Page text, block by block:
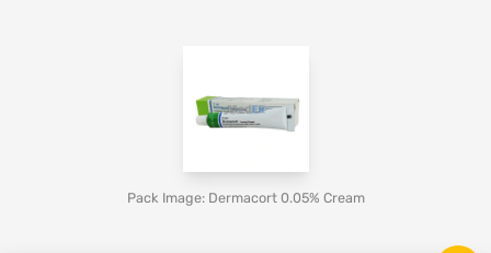
Pack Image: Dermacort 0.05% Cream